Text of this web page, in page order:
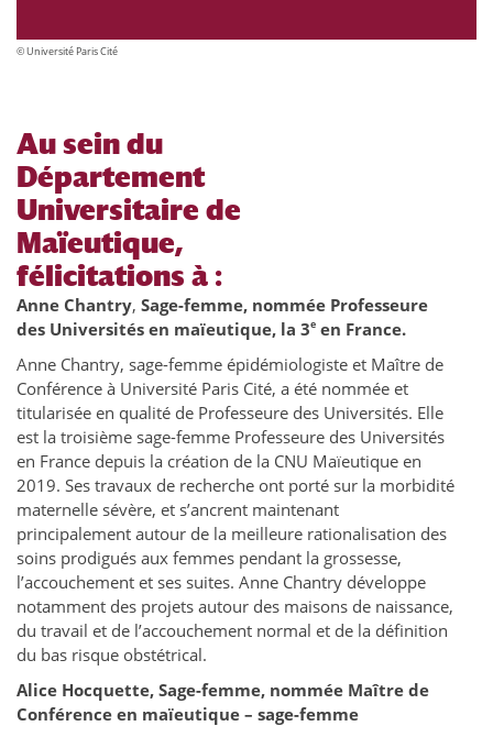
© Université Paris Cité
Au sein du
Département
Universitaire de
Maïeutique,
félicitations à :
Anne Chantry, Sage-femme, nommée Professeure
des Universités en maïeutique, la 3e en France.
Anne Chantry, sage-femme épidémiologiste et Maître de
Conférence à Université Paris Cité, a été nommée et
titularisée en qualité de Professeure des Universités. Elle
est la troisième sage-femme Professeure des Universités
en France depuis la création de la CNU Maïeutique en
2019. Ses travaux de recherche ont porté sur la morbidité
maternelle sévère, et s’ancrent maintenant
principalement autour de la meilleure rationalisation des
soins prodigués aux femmes pendant la grossesse,
l’accouchement et ses suites. Anne Chantry développe
notamment des projets autour des maisons de naissance,
du travail et de l’accouchement normal et de la définition
du bas risque obstétrical.
Alice Hocquette, Sage-femme, nommée Maître de
Conférence en maïeutique – sage-femme